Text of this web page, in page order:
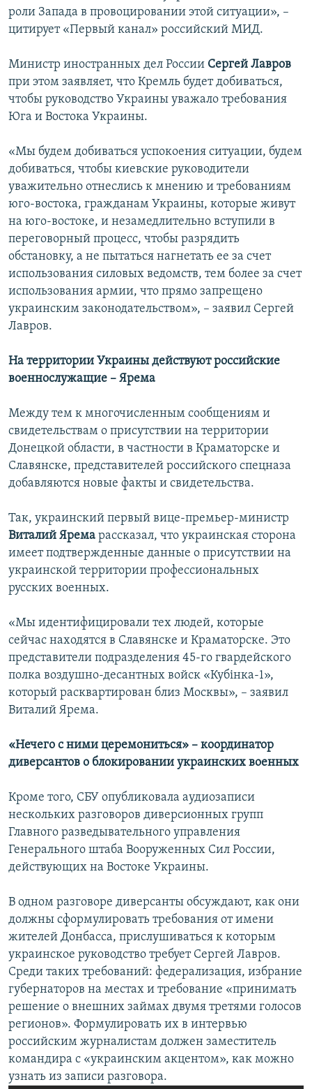
роли Запада в провоцировании этой ситуации», –
цитирует «Первый канал» российский МИД.
Министр иностранных дел России Сергей Лавров
при этом заявляет, что Кремль будет добиваться,
чтобы руководство Украины уважало требования
Юга и Востока Украины.
«Мы будем добиваться успокоения ситуации, будем
добиваться, чтобы киевские руководители
уважительно отнеслись к мнению и требованиям
юго-востока, гражданам Украины, которые живут
на юго-востоке, и незамедлительно вступили в
переговорный процесс, чтобы разрядить
обстановку, а не пытаться нагнетать ее за счет
использования силовых ведомств, тем более за счет
использования армии, что прямо запрещено
украинским законодательством», – заявил Сергей
Лавров.
На территории Украины действуют российские
военнослужащие – Ярема
Между тем к многочисленным сообщениям и
свидетельствам о присутствии на территории
Донецкой области, в частности в Краматорске и
Славянске, представителей российского спецназа
добавляются новые факты и свидетельства.
Так, украинский первый вице-премьер-министр
Виталий Ярема рассказал, что украинская сторона
имеет подтвержденные данные о присутствии на
украинской территории профессиональных
русских военных.
«Мы идентифицировали тех людей, которые
сейчас находятся в Славянске и Краматорске. Это
представители подразделения 45-го гвардейского
полка воздушно-десантных войск «Кубінка-1»,
который расквартирован близ Москвы», – заявил
Виталий Ярема.
«Нечего с ними церемониться» – координатор
диверсантов о блокировании украинских военных
Кроме того, СБУ опубликовала аудиозаписи
нескольких разговоров диверсионных групп
Главного разведывательного управления
Генерального штаба Вооруженных Сил России,
действующих на Востоке Украины.
В одном разговоре диверсанты обсуждают, как они
должны сформулировать требования от имени
жителей Донбасса, прислушиваться к которым
украинское руководство требует Сергей Лавров.
Среди таких требований: федерализация, избрание
губернаторов на местах и требование «принимать
решение о внешних займах двумя третями голосов
регионов». Формулировать их в интервью
российским журналистам должен заместитель
командира с «украинским акцентом», как можно
узнать из записи разговора.